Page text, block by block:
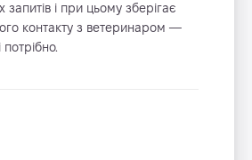
запитів і при цьому зберігає
контакту з ветеринаром —